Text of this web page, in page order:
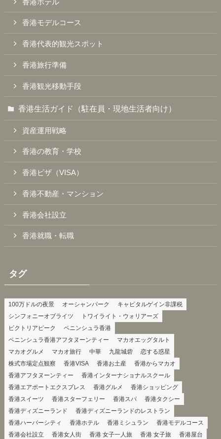
香港ホテル
香港モデルコース
香港代表的観光スポット
香港旅行準備
香港観光移動手段
香港生活ガイド（駐在員・現地生活者向け）
資産運用戦略
香港の教育・学校
香港ビザ（VISA）
香港不動産・マンション
香港会社設立
香港就職・転職
タグ
100万ドルの夜景 オーシャンパーク
キャピタルゲイン非課税
シンフォニーオブライツ
トワイライト・ウォリアーズ
ビクトリアピーク
ペニンシュラ香港
ペニンシュラ香港アフタヌーンティー
マカオエッグタルト
マカオグルメ
マカオ旅行 中華 九龍城砦
恋する惑星
株式市場定点観察
香港VISA 香港お土産
香港からマカオ
香港アフタヌーンティー
香港インターナショナルスクール
香港エアポートエクスプレス
香港グルメ
香港ショッピング
香港スイーツ
香港スターフェリー 香港スパ
香港タクシー
香港ディズニーランド
香港ディズニーランドのレストラン
香港ハーバーシティ
香港ホテル 香港ミシュラン
香港モデルコース
香港会社設立
香港女人街 香港 女子一人旅 香港 女子旅
香港屋台